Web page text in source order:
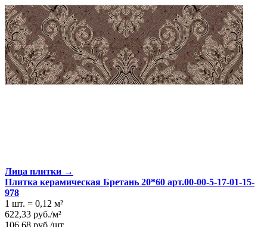
Лица плитки →
Плитка керамическая Бретань 20*60 арт.00-00-5-17-01-15-
978
1 шт. = 0,12 м²
622,33 руб./м²
106,68 руб./шт.